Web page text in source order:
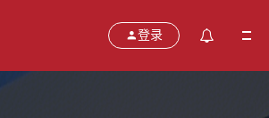
登录